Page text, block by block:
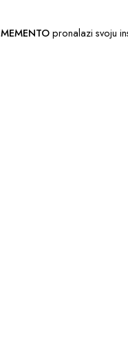
MEMENTOpronalazi svoju